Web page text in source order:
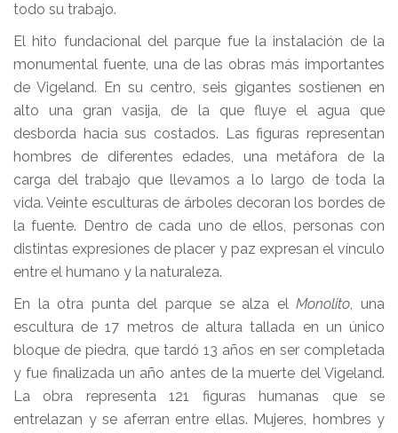
todo su trabajo.
El hito fundacional del parque fue la instalación de la
monumental fuente, una de las obras más importantes
de Vigeland. En su centro, seis gigantes sostienen en
alto una gran vasija, de la que fluye el agua que
desborda hacia sus costados. Las figuras representan
hombres de diferentes edades, una metáfora de la
carga del trabajo que llevamos a lo largo de toda la
vida. Veinte esculturas de árboles decoran los bordes de
la fuente. Dentro de cada uno de ellos, personas con
distintas expresiones de placer y paz expresan el vínculo
entre el humano y la naturaleza.
En la otra punta del parque se alza elMonolito, una
escultura de 17 metros de altura tallada en un único
bloque de piedra, que tardó 13 años en ser completada
y fue finalizada un año antes de la muerte del Vigeland.
La obra representa 121 figuras humanas que se
entrelazan y se aferran entre ellas. Mujeres, hombres y